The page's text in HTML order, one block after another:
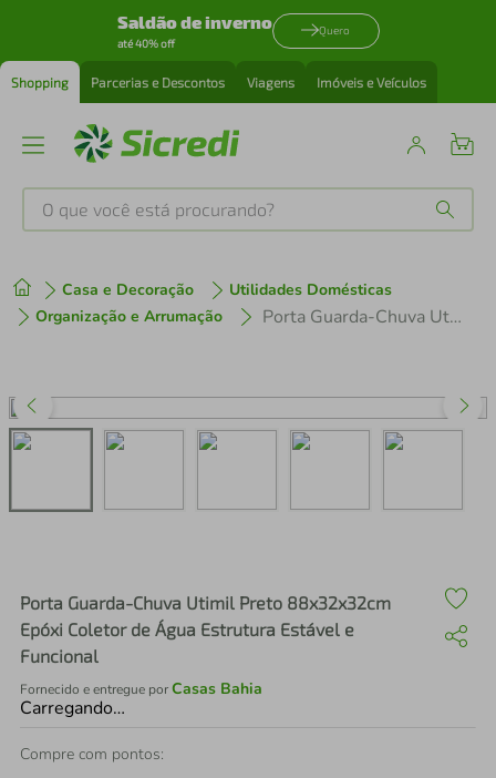
Saldão de inverno
até 40% off
Quero
Shopping Parcerias e Descontos Viagens Imóveis e Veículos
O que você está procurando?
Casa e Decoração
Utilidades Domésticas
Organização e Arrumação
Porta Guarda-Chuva Utimil Preto 88x32x32cm Epóxi Coletor de Água Estrutura Estável e Funcional
Porta Guarda-Chuva Utimil Preto 88x32x32cm
Epóxi Coletor de Água Estrutura Estável e
Funcional
Fornecido e entregue porCasas Bahia
Carregando…
Compre com pontos:
1º tenis
3º perfume